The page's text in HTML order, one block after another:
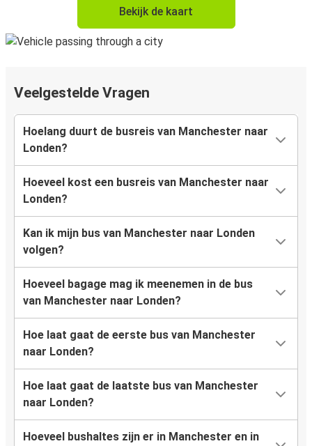
Bekijk de kaart
Veelgestelde Vragen
Hoelang duurt de busreis van Manchester naar
Londen?
Hoeveel kost een busreis van Manchester naar
Londen?
Kan ik mijn bus van Manchester naar Londen
volgen?
Hoeveel bagage mag ik meenemen in de bus
van Manchester naar Londen?
Hoe laat gaat de eerste bus van Manchester
naar Londen?
Hoe laat gaat de laatste bus van Manchester
naar Londen?
Hoeveel bushaltes zijn er in Manchester en in